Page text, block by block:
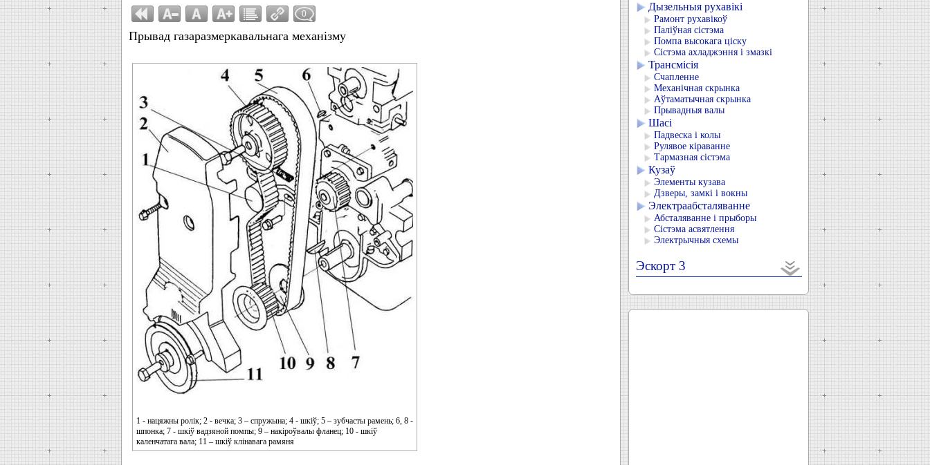
0
Прывад газаразмеркавальнага механізму
1 - нацяжны ролік; 2 - вечка; 3 – спружына; 4 - шкіў; 5 – зубчасты рамень; 6, 8 -
шпонка; 7 - шкіў вадзяной помпы; 9 – накіроўвалы фланец; 10 - шкіў
каленчатага вала; 11 – шкіў клінавага рамяня
Дызельныя рухавікі
Рамонт рухавікоў
Паліўная сістэма
Помпа высокага ціску
Сістэма ахладжэння і змазкі
Трансмісія
Счапленне
Механічная скрынка
Аўтаматычная скрынка
Прывадныя валы
Шасі
Падвеска і колы
Рулявое кіраванне
Тармазная сістэма
Кузаў
Элементы кузава
Дзверы, замкі і вокны
Электраабсталяванне
Абсталяванне і прыборы
Сістэма асвятлення
Электрычныя схемы
Эскорт 3